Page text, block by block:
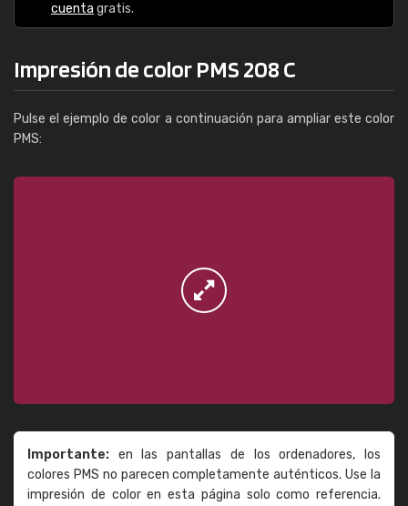
cuenta gratis.
Impresión de color PMS 208 C
Pulse el ejemplo de color a continuación para ampliar este color
PMS:
Importante: en las pantallas de los ordenadores, los
colores PMS no parecen completamente auténticos. Use la
impresión de color en esta página solo como referencia.